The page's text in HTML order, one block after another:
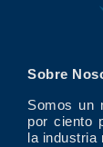
Sobre
Somos un
por ciento
la